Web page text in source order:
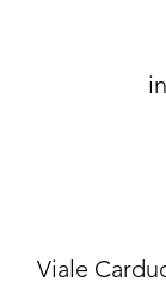
Viale